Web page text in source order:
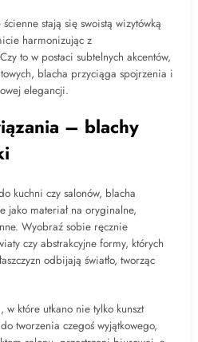
stają się swoistą wizytówką
harmonizując z
to w postaci subtelnych akcentów,
blacha przyciąga spojrzenia i
elegancji.
– blachy
kuchni czy salonów, blacha
jako materiał na oryginalne,
Wyobraź sobie ręcznie
czy abstrakcyjne formy, których
odbijają światło, tworząc
w które utkano nie tylko kunszt
tworzenia czegoś wyjątkowego,